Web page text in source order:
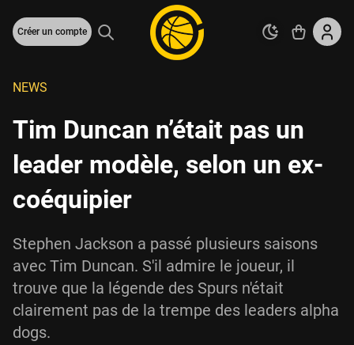
Créer un compte
NEWS
Tim Duncan n’était pas un
leader modèle, selon un ex-
coéquipier
Stephen Jackson a passé plusieurs saisons
avec Tim Duncan. S'il admire le joueur, il
trouve que la légende des Spurs n'était
clairement pas de la trempe des leaders alpha
dogs.